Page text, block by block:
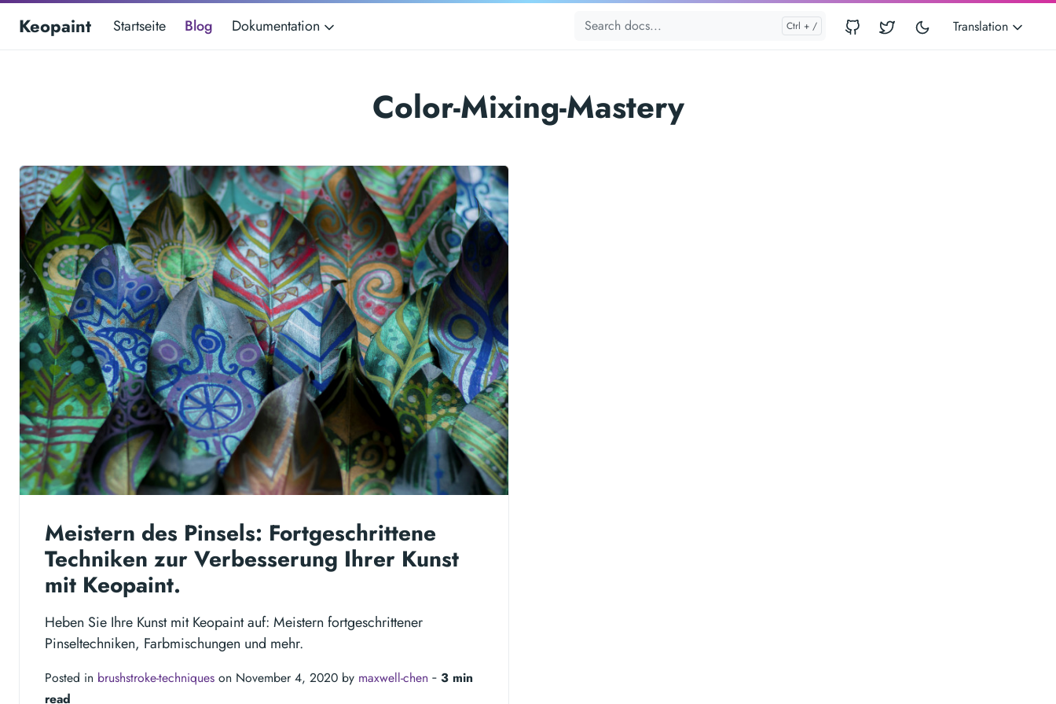
Keopaint Startseite Blog Dokumentation Translation
Color-Mixing-Mastery
Meistern des Pinsels: Fortgeschrittene
Techniken zur Verbesserung Ihrer Kunst
mit Keopaint.
Heben Sie Ihre Kunst mit Keopaint auf: Meistern fortgeschrittener
Pinseltechniken, Farbmischungen und mehr.
Posted in brushstroke-techniques on November 4, 2020 by maxwell-chen ‐ 3 min
read